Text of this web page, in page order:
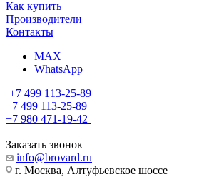
Как купить
Производители
Контакты
MAX
WhatsApp
+7 499 113-25-89
+7 499 113-25-89
+7 980 471-19-42
Заказать звонок
info@brovard.ru
г. Москва, Алтуфьевское шоссе